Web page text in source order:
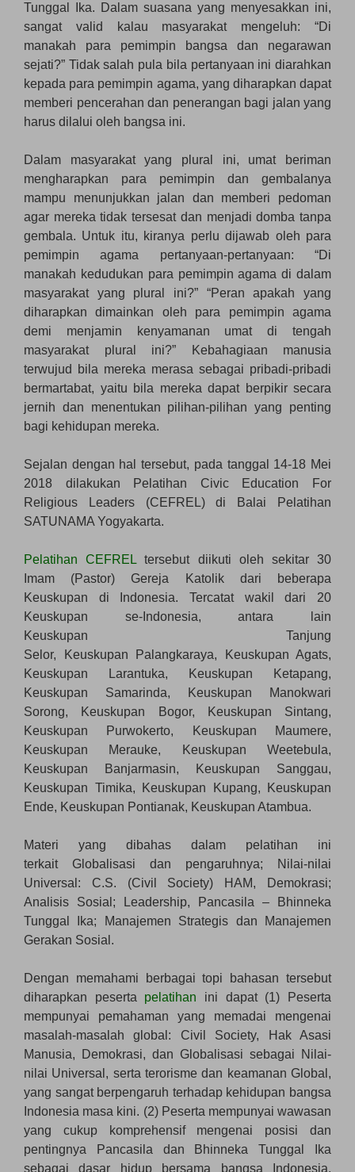
Tunggal Ika. Dalam suasana yang menyesakkan ini,
sangat valid kalau masyarakat mengeluh: “Di
manakah para pemimpin bangsa dan negarawan
sejati?” Tidak salah pula bila pertanyaan ini diarahkan
kepada para pemimpin agama, yang diharapkan dapat
memberi pencerahan dan penerangan bagi jalan yang
harus dilalui oleh bangsa ini.
Dalam masyarakat yang plural ini, umat beriman
mengharapkan para pemimpin dan gembalanya
mampu menunjukkan jalan dan memberi pedoman
agar mereka tidak tersesat dan menjadi domba tanpa
gembala. Untuk itu, kiranya perlu dijawab oleh para
pemimpin agama pertanyaan-pertanyaan: “Di
manakah kedudukan para pemimpin agama di dalam
masyarakat yang plural ini?” “Peran apakah yang
diharapkan dimainkan oleh para pemimpin agama
demi menjamin kenyamanan umat di tengah
masyarakat plural ini?” Kebahagiaan manusia
terwujud bila mereka merasa sebagai pribadi-pribadi
bermartabat, yaitu bila mereka dapat berpikir secara
jernih dan menentukan pilihan-pilihan yang penting
bagi kehidupan mereka.
Sejalan dengan hal tersebut, pada tanggal 14-18 Mei
2018 dilakukan Pelatihan Civic Education For
Religious Leaders (CEFREL) di Balai Pelatihan
SATUNAMA Yogyakarta.
Pelatihan CEFRELtersebut diikuti oleh sekitar 30
Imam (Pastor) Gereja Katolik dari beberapa
Keuskupan di Indonesia. Tercatat wakil dari 20
Keuskupan se-Indonesia, antara lain
Keuskupan Tanjung
Selor, Keuskupan Palangkaraya, Keuskupan Agats,
Keuskupan Larantuka, Keuskupan Ketapang,
Keuskupan Samarinda, Keuskupan Manokwari
Sorong, Keuskupan Bogor, Keuskupan Sintang,
Keuskupan Purwokerto, Keuskupan Maumere,
Keuskupan Merauke, Keuskupan Weetebula,
Keuskupan Banjarmasin, Keuskupan Sanggau,
Keuskupan Timika, Keuskupan Kupang, Keuskupan
Ende, Keuskupan Pontianak, Keuskupan Atambua.
Materi yang dibahas dalam pelatihan ini
terkait Globalisasi dan pengaruhnya; Nilai-nilai
Universal: C.S. (Civil Society) HAM, Demokrasi;
Analisis Sosial; Leadership, Pancasila – Bhinneka
Tunggal Ika; Manajemen Strategis dan Manajemen
Gerakan Sosial.
Dengan memahami berbagai topi bahasan tersebut
diharapkan peserta pelatihan ini dapat (1) Peserta
mempunyai pemahaman yang memadai mengenai
masalah-masalah global: Civil Society, Hak Asasi
Manusia, Demokrasi, dan Globalisasi sebagai Nilai-
nilai Universal, serta terorisme dan keamanan Global,
yang sangat berpengaruh terhadap kehidupan bangsa
Indonesia masa kini. (2) Peserta mempunyai wawasan
yang cukup komprehensif mengenai posisi dan
pentingnya Pancasila dan Bhinneka Tunggal Ika
sebagai dasar hidup bersama bangsa Indonesia.